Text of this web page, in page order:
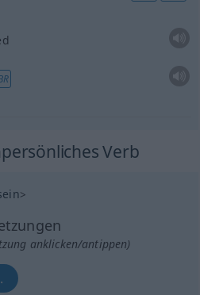
Verb
>
anklicken/antippen)